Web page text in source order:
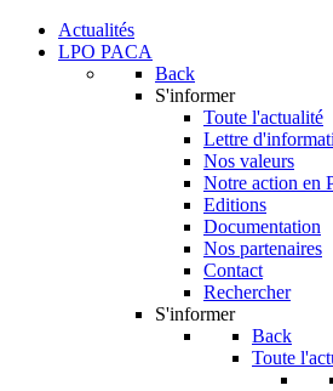
Actualités
LPO PACA
Back
S'informer
Toute l'actualité
Lettre
Nos valeurs
Notre action en
Editions
Documentation
Nos partenaires
Contact
Rechercher
S'informer
Back
Toute